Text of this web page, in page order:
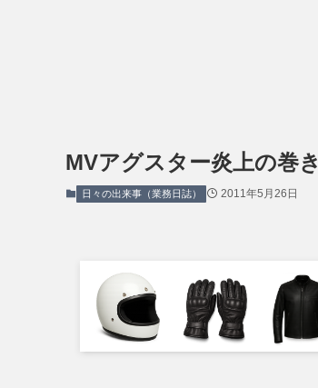
MVアグスター炎上の巻き
日々の出来事（業務日誌） 2011年5月26日